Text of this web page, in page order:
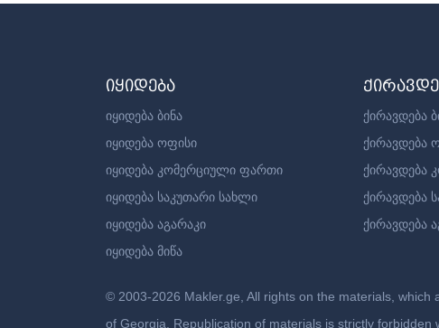
იყიდება
იყიდება ბინა
იყიდება ოფისი
იყიდება კომერციული ფართი
იყიდება საკუთარი სახლი
იყიდება აგარაკი
იყიდება მიწა
ქირავდება
ქირავდება
ქირავდება
ქირავდება
ქირავდება
© 2003-2026 Makler.ge, All rights on the materials,
of Georgia. Republication of materials is strictly